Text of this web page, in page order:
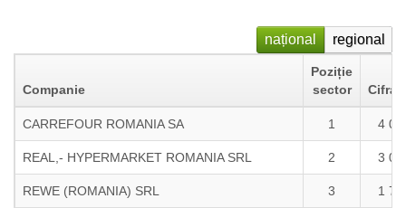
național regional
Companie
Poziție
sector
Cifra
CARREFOUR ROMANIA SA 1 4
REAL,- HYPERMARKET ROMANIA SRL 2 3
REWE (ROMANIA) SRL 3 1